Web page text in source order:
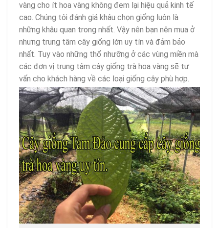
vàng cho ít hoa vàng không đem lại hiệu quả kinh tế
cao. Chúng tôi đánh giá khâu chọn giống luôn là
những khâu quan trong nhất. Vậy nên bạn nên mua ở
nhưng trung tâm cây giống lớn uy tín và đảm bảo
nhất. Tuy vào những thổ nhưỡng ở các vùng miền mà
các đơn vị trung tâm cây giống trà hoa vàng sẽ tư
vấn cho khách hàng về các loại giống cây phù hợp.